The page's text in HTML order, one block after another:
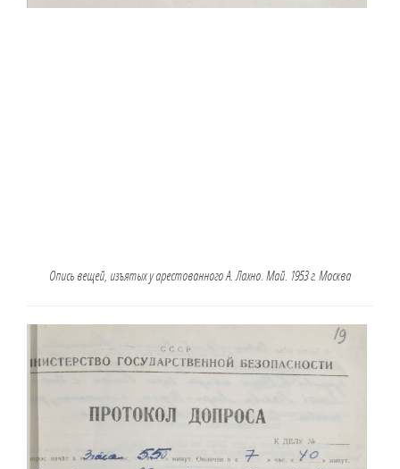
Опись вещей, изъятых у арестованного А. Лахно. Май. 1953 г. Москва